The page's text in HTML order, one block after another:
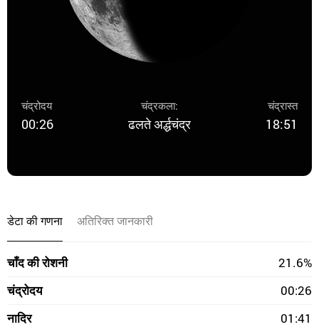
चंद्रोदय
00:26
चंद्रकला:
ढलते अर्द्धचंद्र
चंद्रास्त
18:51
डेटा की गणना अतिरिक्त जानकारी
चाँद की रोशनी
21.6%
चंद्रोदय
00:26
नादिर
01:41